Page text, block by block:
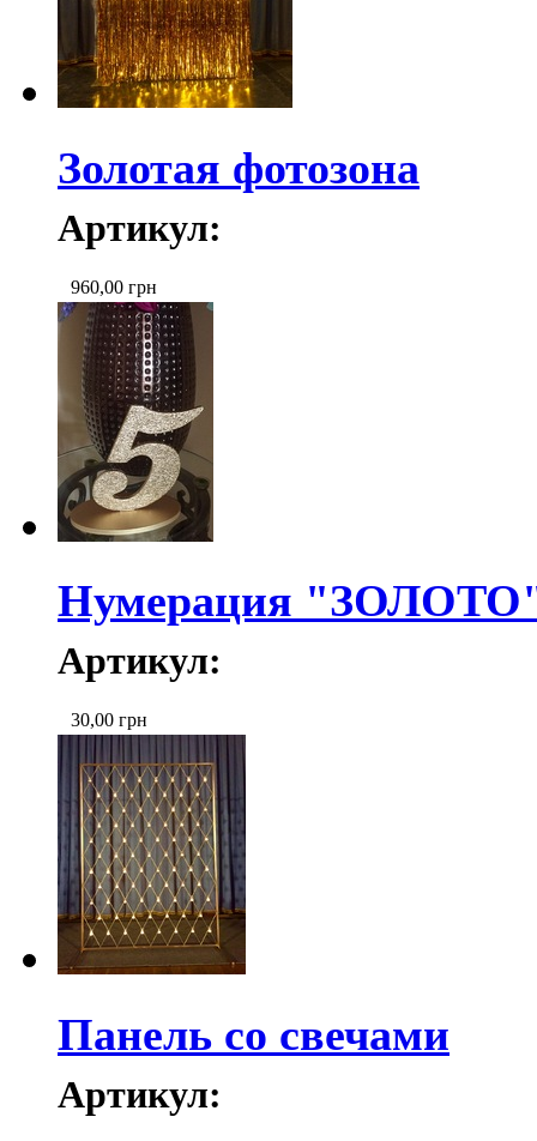
Золотая фотозона
Артикул:
960,00 грн
Нумерация
Артикул:
30,00 грн
Панель со свечами
Артикул: